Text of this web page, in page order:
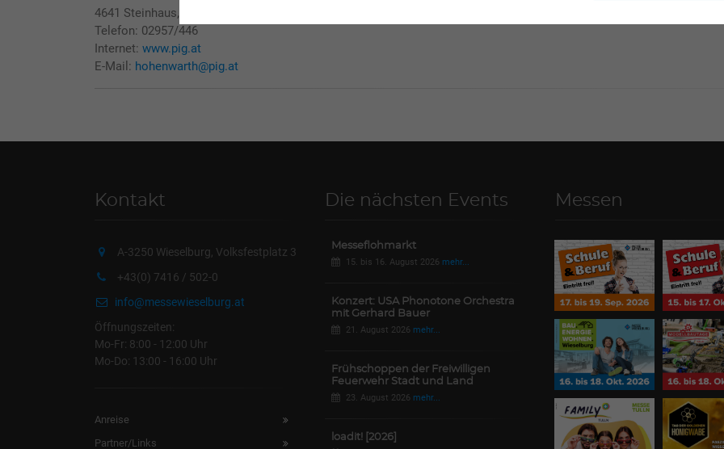
4641 Steinhaus, Waldstraße 4
Telefon: 02957/446
Internet: www.pig.at
E-Mail: hohenwarth@pig.at
Kontakt
A-3250 Wieselburg, Volksfestplatz 3
+43(0) 7416 / 502-0
info@messewieselburg.at
Öffnungszeiten:
Mo-Fr: 8:00 - 12:00 Uhr
Mo-Do: 13:00 - 16:00 Uhr
Anreise
Partner/Links
Die nächsten Events
Messeflohmarkt
15. bis 16. August 2026 mehr...
Konzert: USA Phonotone Orchestra
mit Gerhard Bauer
21. August 2026 mehr...
Frühschoppen der Freiwilligen
Feuerwehr Stadt und Land
23. August 2026 mehr...
loadit! [2026]
Messen